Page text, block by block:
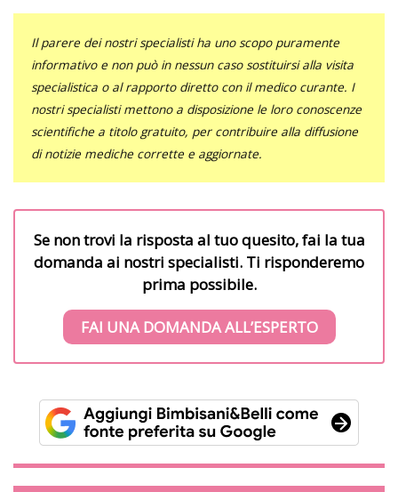
Il parere dei nostri specialisti ha uno scopo puramente
informativo e non può in nessun caso sostituirsi alla visita
specialistica o al rapporto diretto con il medico curante. I
nostri specialisti mettono a disposizione le loro conoscenze
scientifiche a titolo gratuito, per contribuire alla diffusione
di notizie mediche corrette e aggiornate.
Se non trovi la risposta al tuo quesito, fai la tua
domanda ai nostri specialisti. Ti risponderemo
prima possibile.
FAI UNA DOMANDA ALL’ESPERTO